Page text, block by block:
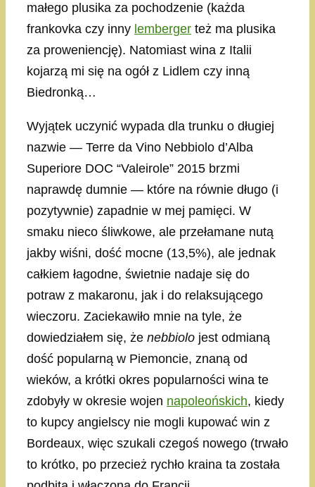
małego plusika za pochodzenie (każda
frankovka czy inny lemberger też ma plusika
za proweniencję). Natomiast wina z Italii
kojarzą mi się na ogół z Lidlem czy inną
Biedronką…
Wyjątek uczynić wypada dla trunku o długiej
nazwie — Terre da Vino Nebbiolo d’Alba
Superiore DOC “Valeirole” 2015 brzmi
naprawdę dumnie — które na równie długo (i
pozytywnie) zapadnie w mej pamięci. W
smaku nieco śliwkowe, ale przełamane nutą
jakby wiśni, dość mocne (13,5%), ale jednak
całkiem łagodne, świetnie nadaje się do
potraw z makaronu, jak i do relaksującego
wieczoru. Zaciekawiło mnie na tyle, że
dowiedziałem się, że nebbiolo jest odmianą
dość popularną w Piemoncie, znaną od
wieków, a krótki okres popularności wina te
zdobyły w okresie wojen napoleońskich, kiedy
to kupcy angielscy nie mogli kupować win z
Bordeaux, więc szukali czegoś nowego (trwało
to krótko, po przecież rychło kraina ta została